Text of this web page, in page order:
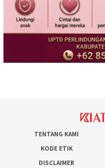
TENTANG KAMI
KODE ETIK
DISCLAIMER